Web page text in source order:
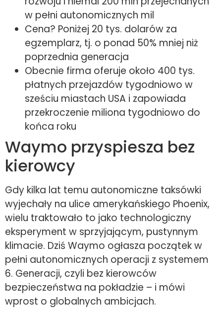
w pełni autonomicznych mil
Cena? Poniżej 20 tys. dolarów za
egzemplarz, tj. o ponad 50% mniej niż
poprzednia generacja
Obecnie firma oferuje około 400 tys.
płatnych przejazdów tygodniowo w
sześciu miastach USA i zapowiada
przekroczenie miliona tygodniowo do
końca roku
Waymo przyspiesza bez
kierowcy
Gdy kilka lat temu autonomiczne taksówki
wyjechały na ulice amerykańskiego Phoenix,
wielu traktowało to jako technologiczny
eksperyment w sprzyjającym, pustynnym
klimacie. Dziś Waymo ogłasza początek w
pełni autonomicznych operacji z systemem
6. Generacji, czyli bez kierowców
bezpieczeństwa na pokładzie – i mówi
wprost o globalnych ambicjach.